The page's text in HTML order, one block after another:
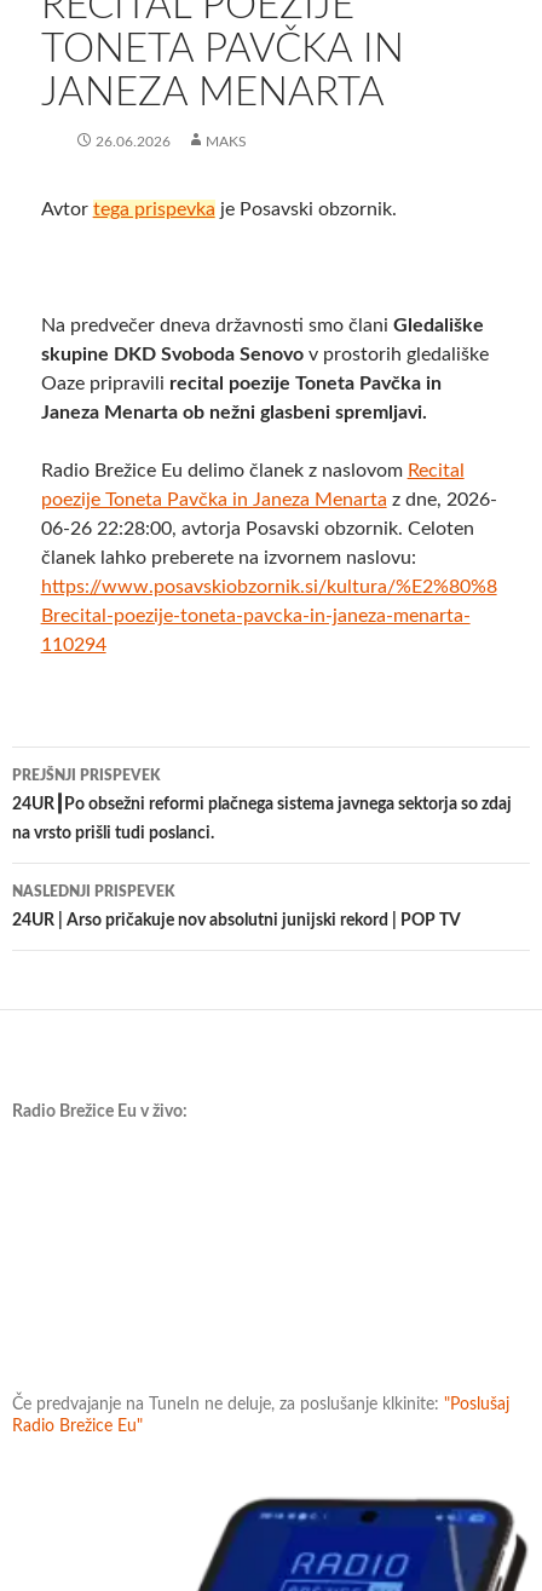
TONETA PAVČKA IN
JANEZA MENARTA
26.06.2026 MAKS
Avtor tega prispevka je Posavski obzornik.
Na predvečer dneva državnosti smo člani Gledališke
skupine DKD Svoboda Senovov prostorih gledališke
Oaze pripravili recital poezije Toneta Pavčka in
Janeza Menarta ob nežni glasbeni spremljavi.
Radio Brežice Eu delimo članek z naslovom ​Recital
poezije Toneta Pavčka in Janeza Menarta z dne, 2026-
06-26 22:28:00, avtorja Posavski obzornik. Celoten
članek lahko preberete na izvornem naslovu:
https://www.posavskiobzornik.si/kultura/%E2%80%8
Brecital-poezije-toneta-pavcka-in-janeza-menarta-
110294
Krmarjenje
po
prispevkih
PREJŠNJI PRISPEVEK
24UR┃Po obsežni reformi plačnega sistema javnega sektorja so zdaj
na vrsto prišli tudi poslanci.
NASLEDNJI PRISPEVEK
24UR | Arso pričakuje nov absolutni junijski rekord | POP TV
Radio Brežice Eu v živo:
Če predvajanje na TuneIn ne deluje, za poslušanje klkinite: "Poslušaj
Radio Brežice Eu"